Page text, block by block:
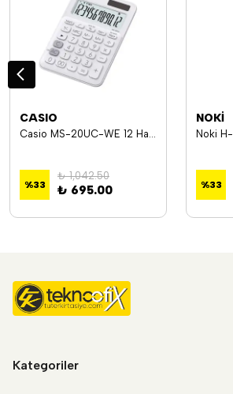
CASIO
Casio MS-20UC-WE 12 Hane Beyaz Masa Üstü Hesap Makinesi
%33
₺ 1,042.50
₺ 695.00
NOKİ
%33
Kategoriler